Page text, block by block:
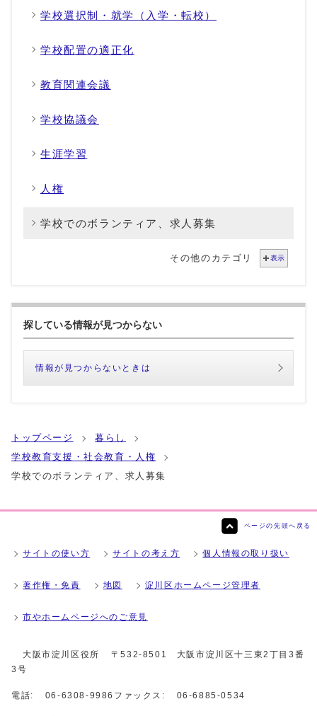
学校選択制・就学（入学・転校）
学校配置の適正化
教育関連会議
学校協議会
生涯学習
人権
学校でのボランティア、求人募集
その他のカテゴリ 表示
探している情報が見つからない
情報が見つからないときは
トップページ
暮らし
学校教育支援・社会教育・人権
学校でのボランティア、求人募集
ページの先頭へ戻る
サイトの使い方 サイトの考え方 個人情報の取り扱い
著作権・免責 地図 淀川区ホームページ管理者
市やホームページへのご意見
大阪市淀川区役所
〒532-8501 大阪市淀川区十三東2丁目3番
3号
電話: 06-6308-9986 ファックス: 06-6885-0534